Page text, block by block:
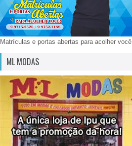
Matrículas e portas abertas para acolher você
ML MODAS